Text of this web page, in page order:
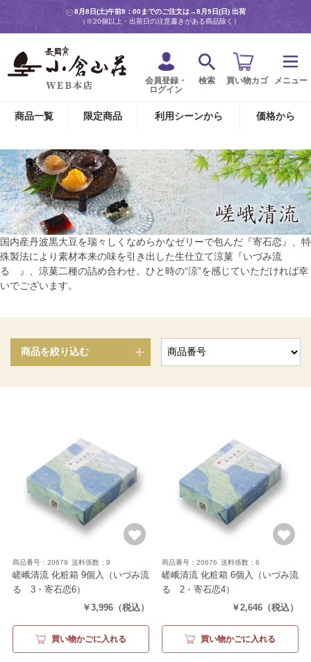
8月8日(土)午前8：00までのご注文は→8月9日(日) 出荷
（※20個以上・出荷日の注意書きがある商品除く）
会員登録・
ログイン
検索 買い物カゴ メニュー
商品一覧 限定商品 利用シーンから 価格から
国内産丹波黒大豆を瑞々しくなめらかなゼリーで包んだ『寄石恋』、特
殊製法により素材本来の味を引き出した生仕立て涼菓『いづみ流
るゝ』、涼菓二種の詰め合わせ。ひと時の“涼”を感じていただければ幸
いでございます。
商品を絞り込む
商品番号：20679 送料係数：9
嵯峨清流 化粧箱 9個入
（いづみ流
るゝ3・寄石恋6）
￥3,996 （税込）
買い物かごに入れる
商品番号：20676 送料係数：6
嵯峨清流 化粧箱 6個入
（いづみ流
るゝ2・寄石恋4）
￥2,646 （税込）
買い物かごに入れる